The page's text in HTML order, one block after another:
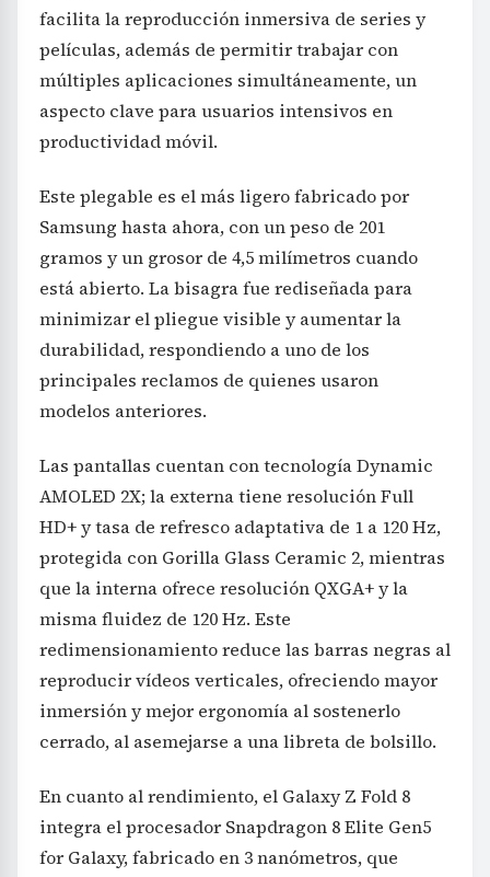
facilita la reproducción inmersiva de series y
películas, además de permitir trabajar con
múltiples aplicaciones simultáneamente, un
aspecto clave para usuarios intensivos en
productividad móvil.
Este plegable es el más ligero fabricado por
Samsung hasta ahora, con un peso de 201
gramos y un grosor de 4,5 milímetros cuando
está abierto. La bisagra fue rediseñada para
minimizar el pliegue visible y aumentar la
durabilidad, respondiendo a uno de los
principales reclamos de quienes usaron
modelos anteriores.
Las pantallas cuentan con tecnología Dynamic
AMOLED 2X; la externa tiene resolución Full
HD+ y tasa de refresco adaptativa de 1 a 120 Hz,
protegida con Gorilla Glass Ceramic 2, mientras
que la interna ofrece resolución QXGA+ y la
misma fluidez de 120 Hz. Este
redimensionamiento reduce las barras negras al
reproducir vídeos verticales, ofreciendo mayor
inmersión y mejor ergonomía al sostenerlo
cerrado, al asemejarse a una libreta de bolsillo.
En cuanto al rendimiento, el Galaxy Z Fold 8
integra el procesador Snapdragon 8 Elite Gen5
for Galaxy, fabricado en 3 nanómetros, que